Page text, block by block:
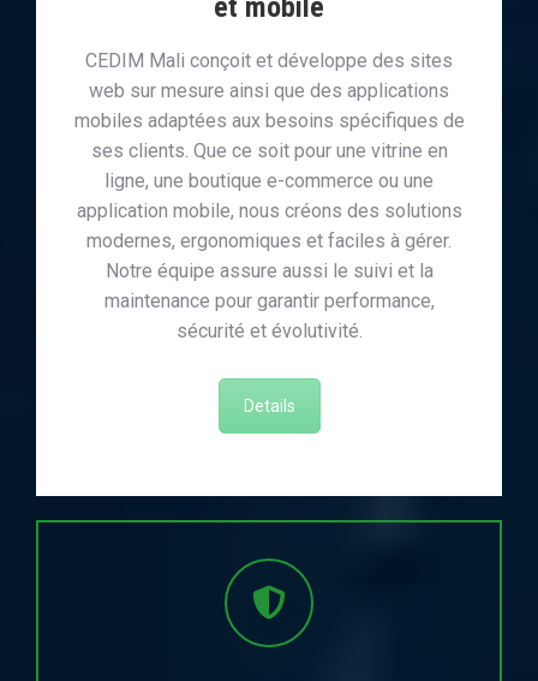
et mobile
CEDIM Mali conçoit et développe des sites
web sur mesure ainsi que des applications
mobiles adaptées aux besoins spécifiques de
ses clients. Que ce soit pour une vitrine en
ligne, une boutique e-commerce ou une
application mobile, nous créons des solutions
modernes, ergonomiques et faciles à gérer.
Notre équipe assure aussi le suivi et la
maintenance pour garantir performance,
sécurité et évolutivité.
Details